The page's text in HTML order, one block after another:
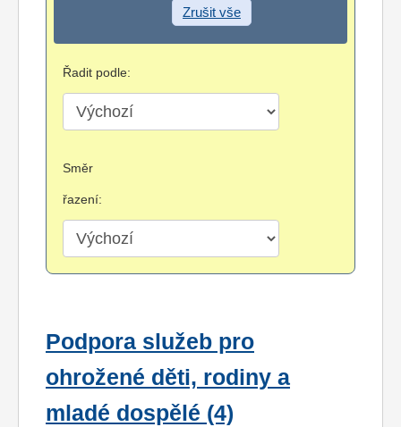
Zrušit vše
Řadit podle:
Směr
řazení:
Podpora služeb pro
ohrožené děti, rodiny a
mladé dospělé (4)